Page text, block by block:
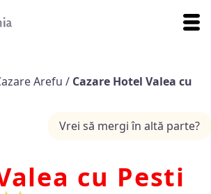
Arefu / Cazare Hotel Valea cu
Vrei să mergi în altă parte?
cu Pesti